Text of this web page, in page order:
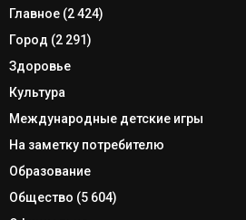
Главное (2 424)
Город (2 291)
Здоровье
Культура
Международные детские игры
На заметку потребителю
Образование
Общество (5 604)